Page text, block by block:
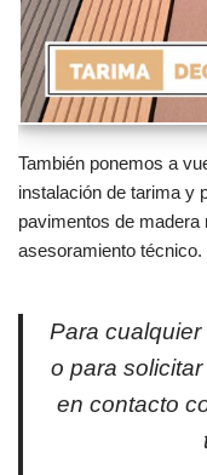
También ponemos a
instalación de tarima y
pavimentos de
asesoramiento técnico.
Para
o para
en contacto